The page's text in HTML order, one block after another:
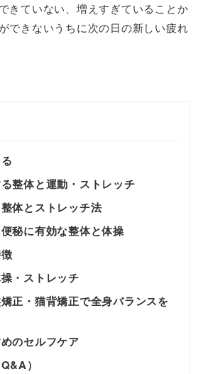
きていない、増えすぎていることか
できないうちに次の日の新しい疲れ
整体と運動・ストレッチ
体とストレッチ法
秘に有効な整体と体操
・ストレッチ
正・猫背矯正で全身バランスを
のセルフケア
）